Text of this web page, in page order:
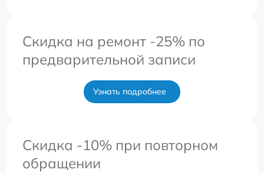
Скидка на ремонт -25% по
предварительной записи
Узнать подробнее
Скидка -10% при повторном
обращении